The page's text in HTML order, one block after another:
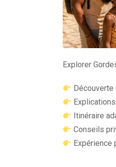
Explorer
Itinéraire
Conseils